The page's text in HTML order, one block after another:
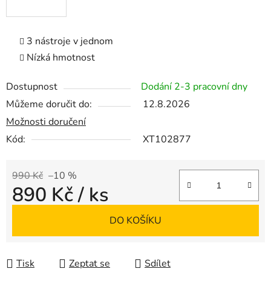
3 nástroje v jednom
Nízká hmotnost
Dostupnost
Dodání 2-3 pracovní dny
Můžeme doručit do:
12.8.2026
Možnosti doručení
Kód:
XT102877
990 Kč –10 %
890 Kč/ ks
DO KOŠÍKU
Tisk Zeptat se Sdílet